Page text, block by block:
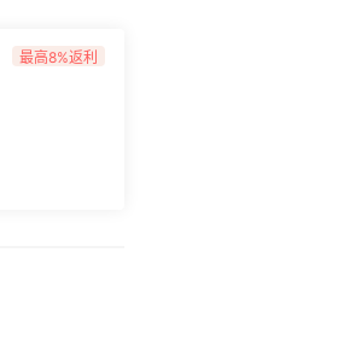
最高8%返利